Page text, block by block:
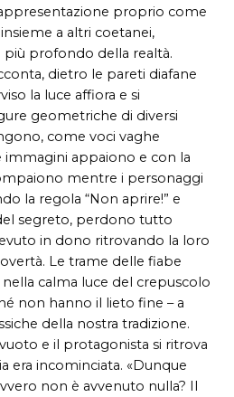
proprio come
a altri coetanei,
più profondo della realtà.
dietro le pareti diafane
la luce affiora e si
geometriche di diversi
come voci vaghe
immagini appaiono e con la
mentre i personaggi
la regola “Non aprire!” e
segreto, perdono tutto
in dono ritrovando la loro
Le trame delle fiabe
calma luce del crepuscolo
non hanno il lieto fine – a
della nostra tradizione.
e il protagonista si ritrova
era incominciata. «Dunque
non è avvenuto nulla? Il